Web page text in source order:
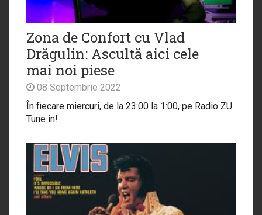
Zona de Confort cu Vlad
Drăgulin: Ascultă aici cele
mai noi piese
08 Septembrie 2022
În fiecare miercuri, de la 23:00 la 1:00, pe Radio ZU.
Tune in!